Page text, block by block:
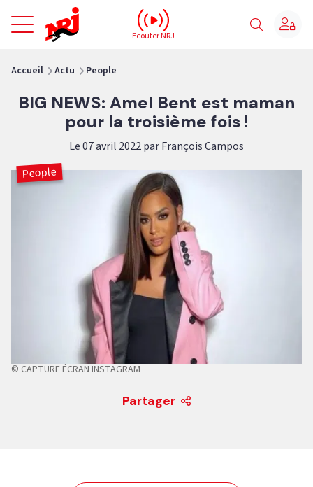
NRJ - Accueil
Ecouter NRJ
Accueil Actu People
BIG NEWS: Amel Bent est maman
pour la troisième fois !
Le 07 avril 2022 par François Campos
People
© CAPTURE ÉCRAN INSTAGRAM
Partager